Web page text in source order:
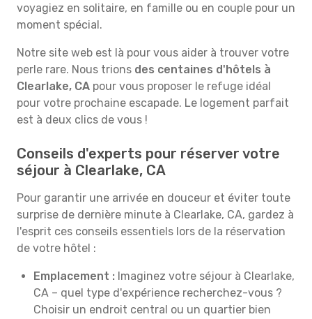
voyagiez en solitaire, en famille ou en couple pour un
moment spécial.
Notre site web est là pour vous aider à trouver votre
perle rare. Nous trions des centaines d'hôtels à
Clearlake, CA pour vous proposer le refuge idéal
pour votre prochaine escapade. Le logement parfait
est à deux clics de vous !
Conseils d'experts pour réserver votre
séjour à Clearlake, CA
Pour garantir une arrivée en douceur et éviter toute
surprise de dernière minute à Clearlake, CA, gardez à
l'esprit ces conseils essentiels lors de la réservation
de votre hôtel :
Emplacement : Imaginez votre séjour à Clearlake,
CA – quel type d'expérience recherchez-vous ?
Choisir un endroit central ou un quartier bien